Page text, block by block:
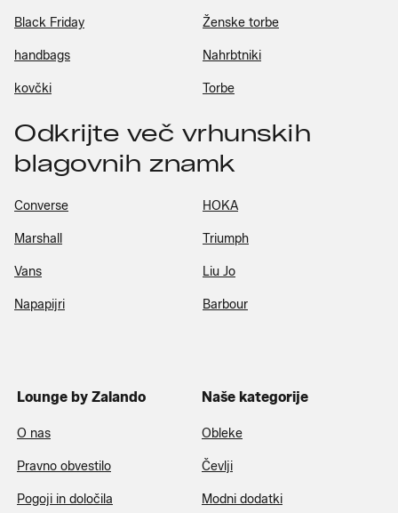
Black Friday Ženske torbe
handbags Nahrbtniki
kovčki Torbe
Odkrijte več vrhunskih
blagovnih znamk
Converse HOKA
Marshall Triumph
Vans Liu Jo
Napapijri Barbour
Lounge by Zalando
O nas
Pravno obvestilo
Pogoji in določila
Naše kategorije
Obleke
Čevlji
Modni dodatki